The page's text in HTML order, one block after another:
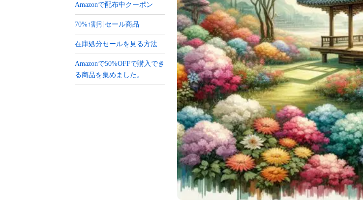
Amazonで配布中クーポン
70%↑割引セール商品
在庫処分セールを見る方法
Amazonで50%OFFで購入でき
る商品を集めました。